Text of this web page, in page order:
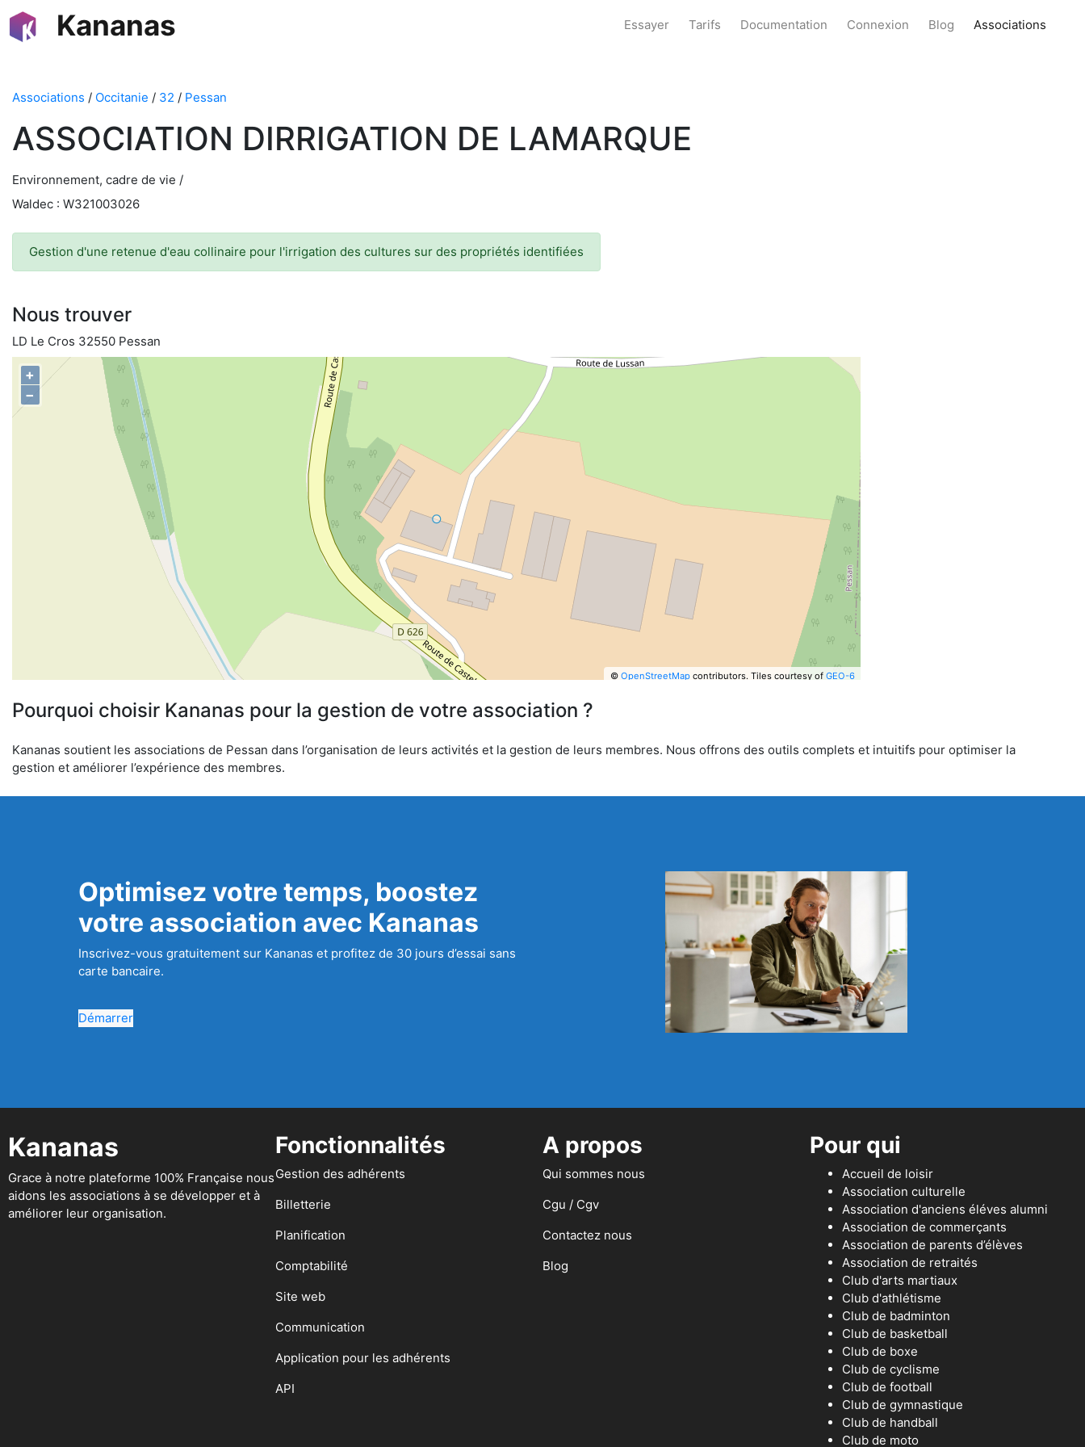
Kananas Essayer Tarifs Documentation Connexion Blog Associations
Associations / Occitanie / 32 / Pessan
ASSOCIATION DIRRIGATION DE LAMARQUE
Environnement, cadre de vie /
Waldec : W321003026
Gestion d'une retenue d'eau collinaire pour l'irrigation des cultures sur des propriétés identifiées
Nous trouver
LD Le Cros 32550 Pessan
+
−
© OpenStreetMapcontributors. Tiles courtesy of GEO-6
Pourquoi choisir Kananas pour la gestion de votre association ?
Kananas soutient les associations de Pessan dans l’organisation de leurs activités et la gestion de leurs membres. Nous offrons des outils complets et intuitifs pour optimiser la
gestion et améliorer l’expérience des membres.
Optimisez votre temps, boostez
votre association avec Kananas
Inscrivez-vous gratuitement sur Kananas et profitez de 30 jours d’essai sans
carte bancaire.
Démarrer
Kananas
Grace à notre plateforme 100% Française nous
aidons les associations à se développer et à
améliorer leur organisation.
Fonctionnalités
Gestion des adhérents
Billetterie
Planification
Comptabilité
Site web
Communication
Application pour les adhérents
API
A propos
Qui sommes nous
Cgu / Cgv
Contactez nous
Blog
Pour qui
Accueil de loisir
Association culturelle
Association d'anciens éléves alumni
Association de commerçants
Association de parents d’élèves
Association de retraités
Club d'arts martiaux
Club d'athlétisme
Club de badminton
Club de basketball
Club de boxe
Club de cyclisme
Club de football
Club de gymnastique
Club de handball
Club de moto